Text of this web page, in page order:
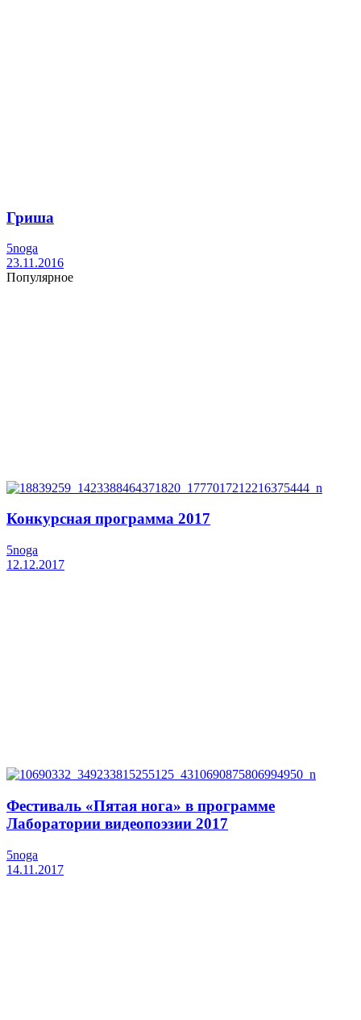
Гриша
5noga
23.11.2016
Популярное
Конкурсная программа 2017
5noga
12.12.2017
Фестиваль «Пятая нога» в программе
Лаборатории видеопоэзии 2017
5noga
14.11.2017